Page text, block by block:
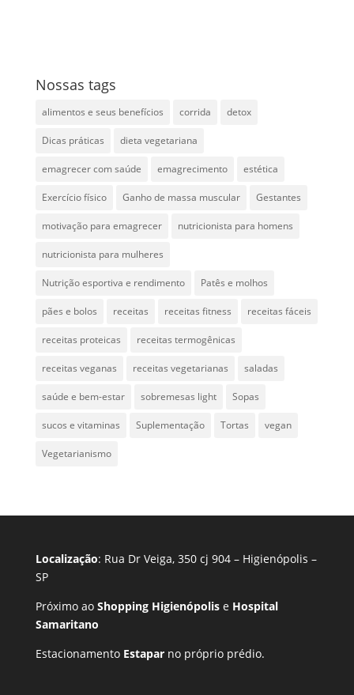
Nossas tags
alimentos e seus benefícios corrida detox
Dicas práticas dieta vegetariana
emagrecer com saúde emagrecimento estética
Exercício físico Ganho de massa muscular Gestantes
motivação para emagrecer nutricionista para homens
nutricionista para mulheres
Nutrição esportiva e rendimento Patês e molhos
pães e bolos receitas receitas fitness receitas fáceis
receitas proteicas receitas termogênicas
receitas veganas receitas vegetarianas saladas
saúde e bem-estar sobremesas light Sopas
sucos e vitaminas Suplementação Tortas vegan
Vegetarianismo
Localização: Rua Dr Veiga, 350 cj 904 – Higienópolis –
SP
Próximo ao Shopping Higienópolise Hospital
Samaritano
Estacionamento Estaparno próprio prédio.